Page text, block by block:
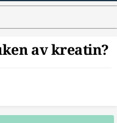
av kreatin?